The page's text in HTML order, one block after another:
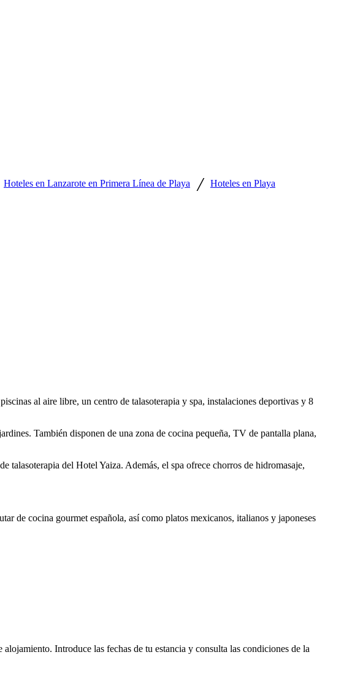
Hoteles en Lanzarote en Primera Línea de Playa / Hoteles en Playa
al aire libre, un centro de talasoterapia y spa, instalaciones deportivas y 8
También disponen de una zona de cocina pequeña, TV de pantalla plana,
talasoterapia del Hotel Yaiza. Además, el spa ofrece chorros de hidromasaje,
de cocina gourmet española, así como platos mexicanos, italianos y japoneses
Introduce las fechas de tu estancia y consulta las condiciones de la